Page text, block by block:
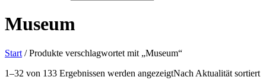
Museum
Start / Produkte verschlagwortet mit „Museum“
1–32 von 133 Ergebnissen werden angezeigtNach Aktualität sortiert